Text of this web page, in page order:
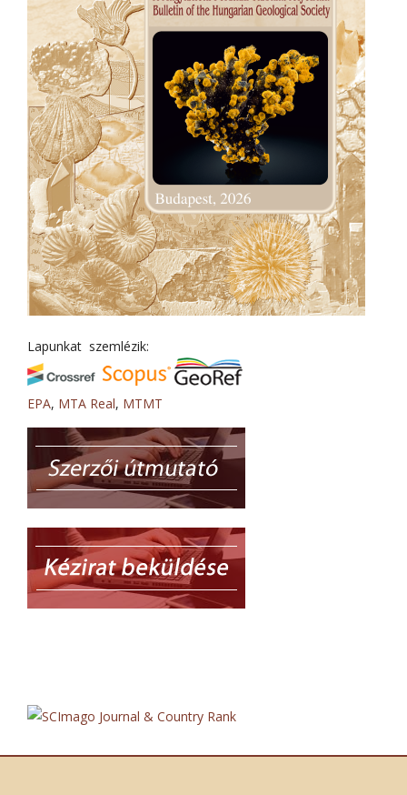
Lapunkat szemlézik:
EPA, MTA Real, MTMT